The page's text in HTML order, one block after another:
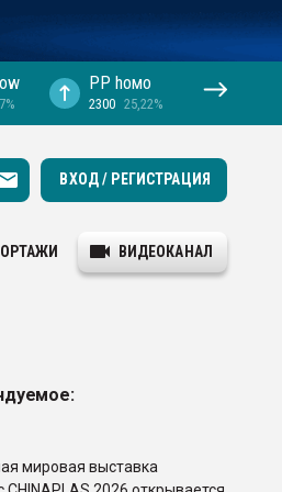
PP hомо
2300 25,22%
ВХОД / РЕГИСТРАЦИЯ
ВИДЕОКАНАЛ
мировая выставка